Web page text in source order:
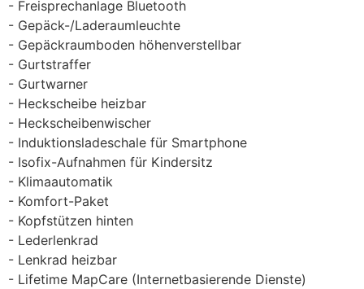
Freisprechanlage Bluetooth
Gepäck-/Laderaumleuchte
Gepäckraumboden höhenverstellbar
Gurtstraffer
Gurtwarner
Heckscheibe heizbar
Heckscheibenwischer
Induktionsladeschale für Smartphone
Isofix-Aufnahmen für Kindersitz
Klimaautomatik
Komfort-Paket
Kopfstützen hinten
Lederlenkrad
Lenkrad heizbar
Lifetime MapCare (Internetbasierende Dienste)